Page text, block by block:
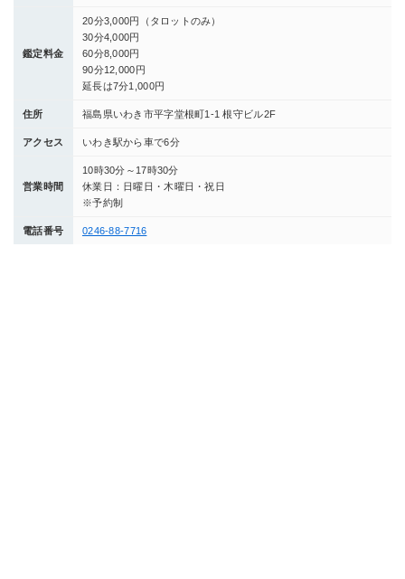
鑑定料金
20分3,000円（タロットのみ）
30分4,000円
60分8,000円
90分12,000円
延長は7分1,000円
住所 福島県いわき市平字堂根町1-1 根守ビル2F
アクセス いわき駅から車で6分
営業時間
10時30分～17時30分
休業日：日曜日・木曜日・祝日
※予約制
電話番号 0246-88-7716